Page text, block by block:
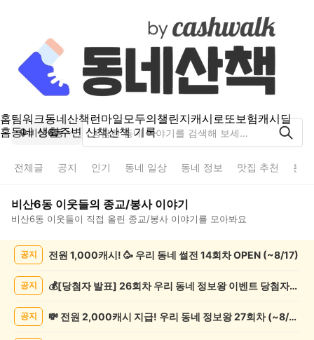
홈팀워크동네산책런마일모두의챌린지캐시로또보험캐시딜
홈동네 생활주변 산책산책 기록
비산6동
전체글 공지 인기 동네 일상 동네 정보 맛집 추천 분
비산6동 이웃들의 종교/봉사이야기
비산6동 이웃들이 직접 올린 종교/봉사 이야기를 모아봐요
교/
공지 전원 1,000캐시! 🥳 우리 동네 썰전 14회차 OPEN (~8/17)
공지 💰[당첨자 발표] 26회차 우리 동네 정보왕 이벤트 당첨자를 발표합니다!
공지 💸 전원 2,000캐시 지급! 우리 동네 정보왕 27회차 (~8/10)